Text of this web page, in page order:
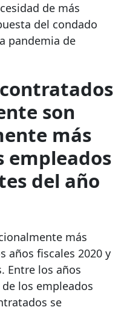
de más
del condado
pandemia de
son
más
empleados
del año
más
años fiscales 2020 y
Entre los años
de los empleados
se